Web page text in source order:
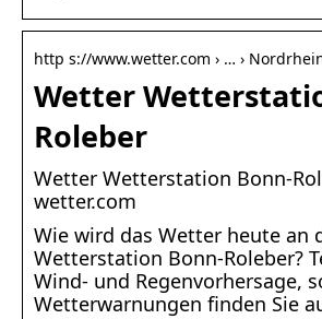
http s://www.wetter.com › … ›
Wetter
Roleber
Wetter Wetterstation Bonn-
wetter.com
Wie wird das Wetter heute an
Wetterstation Bonn-Roleber?
Wind- und Regenvorhersage,
Wetterwarnungen finden Sie